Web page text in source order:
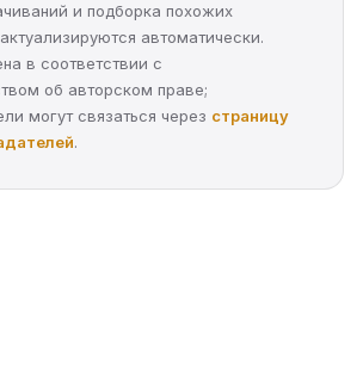
и подборка похожих
автоматически.
в соответствии с
об авторском праве;
могут связаться через страницу
.